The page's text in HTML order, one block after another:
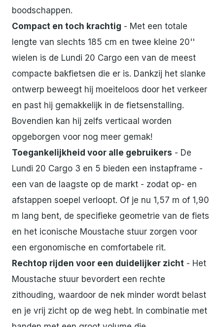
boodschappen.
Compact en toch krachtig - Met een totale
lengte van slechts 185 cm en twee kleine 20''
wielen is de Lundi 20 Cargo een van de meest
compacte bakfietsen die er is. Dankzij het slanke
ontwerp beweegt hij moeiteloos door het verkeer
en past hij gemakkelijk in de fietsenstalling.
Bovendien kan hij zelfs verticaal worden
opgeborgen voor nog meer gemak!
Toegankelijkheid voor alle gebruikers - De
Lundi 20 Cargo 3 en 5 bieden een instapframe -
een van de laagste op de markt - zodat op- en
afstappen soepel verloopt. Of je nu 1,57 m of 1,90
m lang bent, de specifieke geometrie van de fiets
en het iconische Moustache stuur zorgen voor
een ergonomische en comfortabele rit.
Rechtop rijden voor een duidelijker zicht - Het
Moustache stuur bevordert een rechte
zithouding, waardoor de nek minder wordt belast
en je vrij zicht op de weg hebt. In combinatie met